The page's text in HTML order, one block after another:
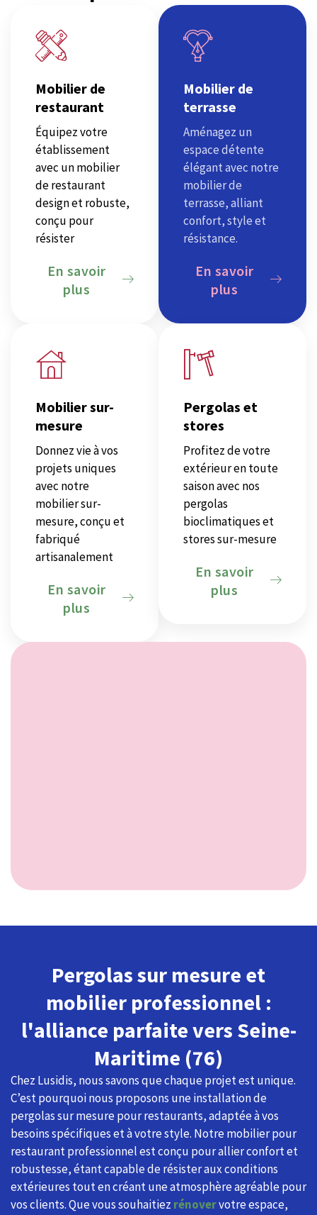
Mobilier de
restaurant
Équipez votre
établissement
avec un mobilier
de restaurant
design et robuste,
conçu pour
résister
En savoir
plus
Mobilier de
terrasse
Aménagez un
espace détente
élégant avec notre
mobilier de
terrasse, alliant
confort, style et
résistance.
En savoir
plus
Mobilier sur-
mesure
Donnez vie à vos
projets uniques
avec notre
mobilier sur-
mesure, conçu et
fabriqué
artisanalement
En savoir
plus
Pergolas et
stores
Profitez de votre
extérieur en toute
saison avec nos
pergolas
bioclimatiques et
stores sur-mesure
En savoir
plus
Pergolas sur mesure et
mobilier professionnel :
l'alliance parfaite vers Seine-
Maritime (76)
Chez Lusidis, nous savons que chaque projet est unique.
C’est pourquoi nous proposons une installation de
pergolas sur mesure pour restaurants, adaptée à vos
besoins spécifiques et à votre style. Notre mobilier pour
restaurant professionnel est conçu pour allier confort et
robustesse, étant capable de résister aux conditions
extérieures tout en créant une atmosphère agréable pour
vos clients. Que vous souhaitiez rénovervotre espace,